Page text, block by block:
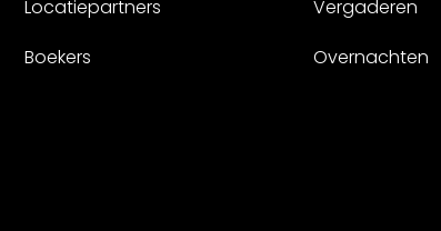
Locatiepartners
Boekers
Vergaderen
Overnachten